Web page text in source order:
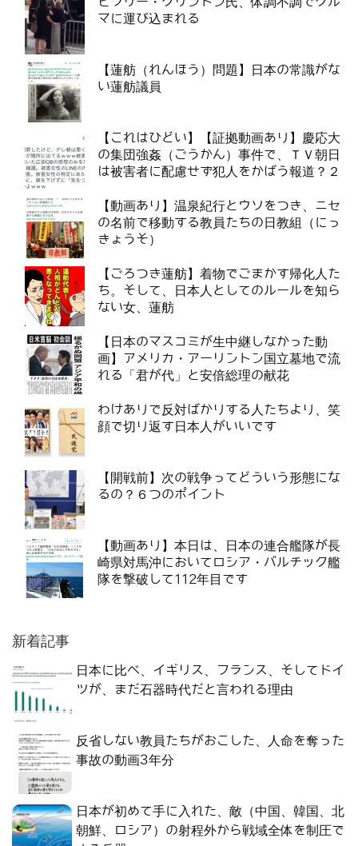
マに運び込まれる
【蓮舫（れんほう）問題】日本の常識がな
い蓮舫議員
【これはひどい】【証拠動画あり】慶応大
の集団強姦（ごうかん）事件で、ＴＶ朝日
は被害者に配慮せず犯人をかばう報道？２
【動画あり】温泉紀行とウソをつき、ニセ
の名前で移動する教員たちの日教組（にっ
きょうそ）
【ごろつき蓮舫】着物でごまかす帰化人た
ち。そして、日本人としてのルールを知ら
ない女、蓮舫
【日本のマスコミが生中継しなかった動
画】アメリカ・アーリントン国立墓地で流
れる「君が代」と安倍総理の献花
わけありで反対ばかりする人たちより、笑
顔で切り返す日本人がいいです
【開戦前】次の戦争ってどういう形態にな
るの？６つのポイント
【動画あり】本日は、日本の連合艦隊が長
崎県対馬沖においてロシア・バルチック艦
隊を撃破して112年目です
新着記事
日本に比べ、イギリス、フランス、そしてドイ
ツが、まだ石器時代だと言われる理由
反省しない教員たちがおこした、人命を奪った
事故の動画3年分
日本が初めて手に入れた、敵（中国、韓国、北
朝鮮、ロシア）の射程外から戦域全体を制圧で